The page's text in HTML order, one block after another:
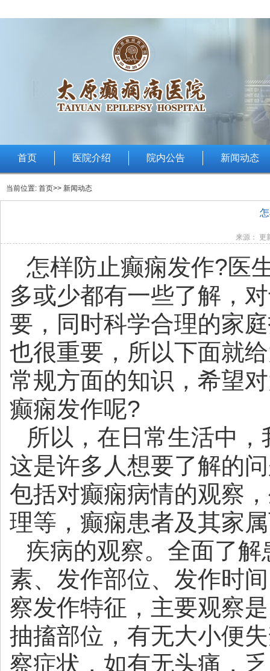
首页 医院介绍 院内公告 新闻动态
当前位置: 首页>> 新闻动态
来源：
怎样防止癫痫发作?医
多或少都有一些了解，
要，同时科学合理的家
也很重要，所以下面就
常规方面的知识，希望
癫痫发作呢?
所以，在日常生活中
这是许多人想要了解的
包括对癫痫病情的观察
理等，癫痫患者及其家
疾病的观察。全面了
素、发作部位、发作时
察发作特征，主要观察
抽搐部位，有无大小便
察症状，如有无头痛，